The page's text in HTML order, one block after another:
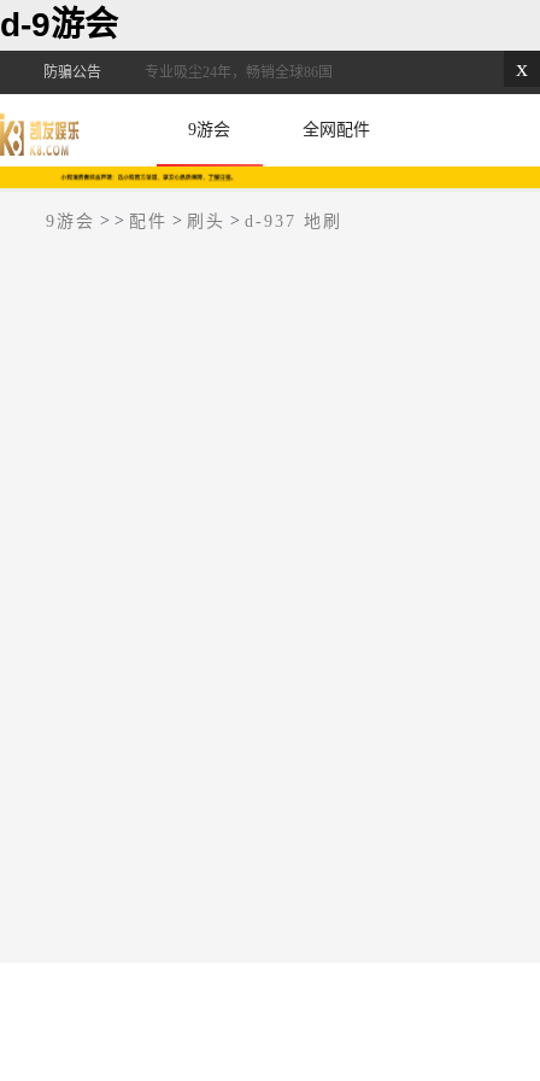
d-9游会
x
防骗公告 专业吸尘24年，畅销全球86国
9游会 全网配件
9游会 > > 配件 > 刷头 > d-937 地刷